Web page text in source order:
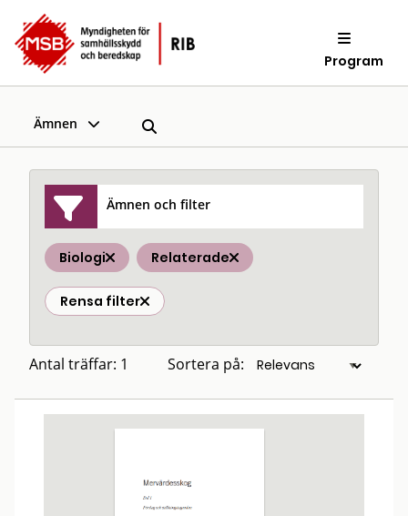
Program
Ämnen
Ämnen och filter
Biologi Relaterade
Rensa filter
Antal träffar: 1 Sortera på: